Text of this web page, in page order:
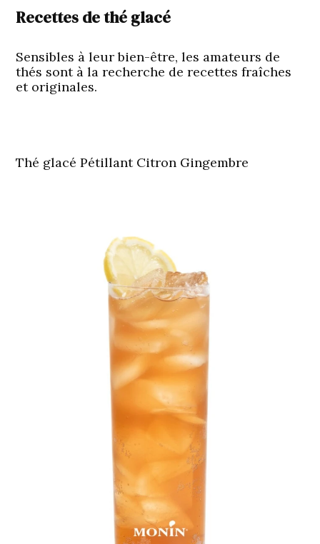
Recettes de thé glacé
Sensibles à leur bien-être, les amateurs de
thés sont à la recherche de recettes fraîches
et originales.
Thé glacé Pétillant Citron Gingembre